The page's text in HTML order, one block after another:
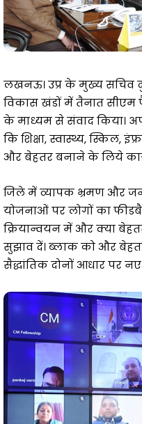
लखनऊ। उप्र के मुख्य सचिव
विकास खंडों में तैनात सीएम
के माध्यम से संवाद किया।
कि शिक्षा, स्वास्थ्य, स्किल,
और बेहतर बनाने के लिये
जिले में व्यापक भ्रमण और
योजनाओं पर लोगों का
क्रियान्वयन में और क्या
सुझाव दें। ब्लाक को और
सैद्धांतिक दोनों आधार पर